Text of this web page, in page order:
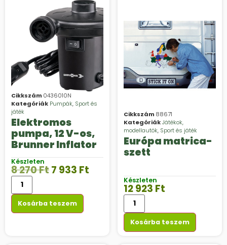
Cikkszám 0436010N
Kategóriák Pumpák, Sport és
játék
Elektromos
pumpa, 12 V-os,
Brunner Inflator
Készleten
8 270Ft7 933 Ft
Kosárba teszem
Cikkszám 88671
KategóriákJátékok,
modellautók, Sport és játék
Európa matrica-
szett
Készleten
12 923 Ft
Kosárba teszem